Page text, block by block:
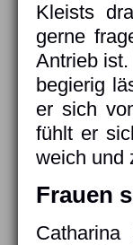
Kleists
gerne
Antrieb
begierig
er sich
fühlt er
weich und
Frauen